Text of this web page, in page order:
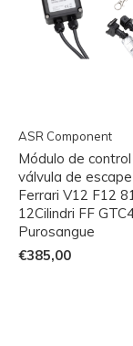
ASR Component
Módulo de
válvula de
Ferrari V12 F12
12Cilindri FF
Purosangue
€385,00